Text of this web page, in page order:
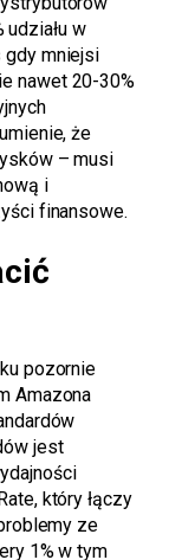
w
gdy mniejsi
nawet 20-30%
że
– musi
i
finansowe.
pozornie
Amazona
jest
który łączy
ze
1% w tym